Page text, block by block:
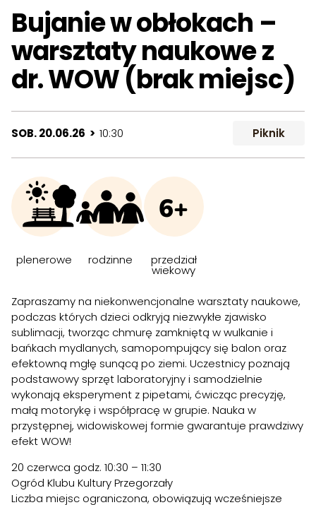
Bujanie w obłokach –
warsztaty naukowe z
dr. WOW (brak miejsc)
SOB. 20.06.26 > 10:30 Piknik
plenerowe rodzinne
6+
przedział
wiekowy
Zapraszamy na niekonwencjonalne warsztaty naukowe,
podczas których dzieci odkryją niezwykłe zjawisko
sublimacji, tworząc chmurę zamkniętą w wulkanie i
bańkach mydlanych, samopompujący się balon oraz
efektowną mgłę sunącą po ziemi. Uczestnicy poznają
podstawowy sprzęt laboratoryjny i samodzielnie
wykonają eksperyment z pipetami, ćwicząc precyzję,
małą motorykę i współpracę w grupie. Nauka w
przystępnej, widowiskowej formie gwarantuje prawdziwy
efekt WOW!
20 czerwca godz. 10:30 – 11:30
Ogród Klubu Kultury Przegorzały
Liczba miejsc ograniczona, obowiązują wcześniejsze